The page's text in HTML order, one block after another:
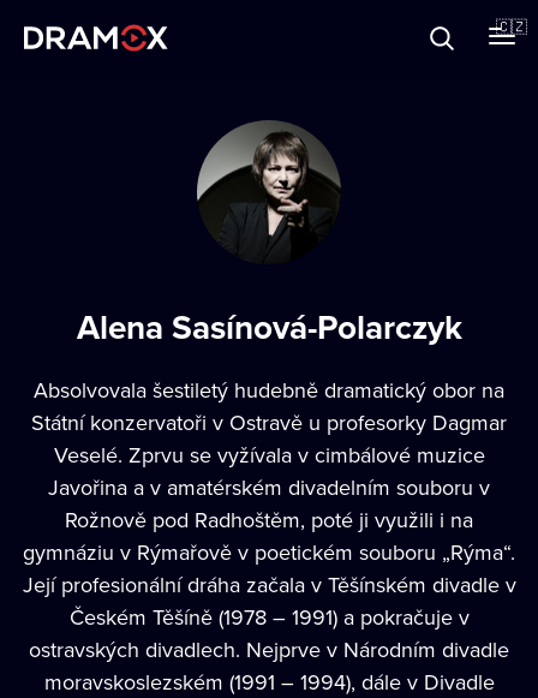
🇨🇿
Alena Sasínová-Polarczyk
Absolvovala šestiletý hudebně dramatický obor na
Státní konzervatoři v Ostravě u profesorky Dagmar
Veselé. Zprvu se vyžívala v cimbálové muzice
Javořina a v amatérském divadelním souboru v
Rožnově pod Radhoštěm, poté ji využili i na
gymnáziu v Rýmařově v poetickém souboru „Rýma“.
Její profesionální dráha začala v Těšínském divadle v
Českém Těšíně (1978 – 1991) a pokračuje v
ostravských divadlech. Nejprve v Národním divadle
moravskoslezském (1991 – 1994), dále v Divadle